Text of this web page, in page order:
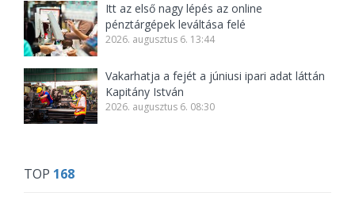
Itt az első nagy lépés az online
pénztárgépek leváltása felé
2026. augusztus 6. 13:44
Vakarhatja a fejét a júniusi ipari adat láttán
Kapitány István
2026. augusztus 6. 08:30
TOP 168